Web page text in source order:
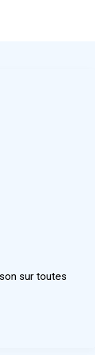
sur toutes